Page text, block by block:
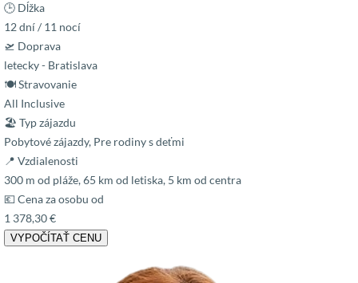
🕒 Dĺžka
12 dní / 11 nocí
🛫 Doprava
letecky - Bratislava
🍽 Stravovanie
All Inclusive
🏖 Typ zájazdu
Pobytové zájazdy, Pre rodiny s deťmi
📍 Vzdialenosti
300 m od pláže, 65 km od letiska, 5 km od centra
💶 Cena za osobu od
1 378,30 €
VYPOČÍTAŤ CENU